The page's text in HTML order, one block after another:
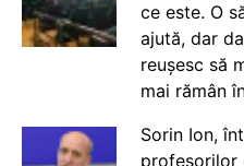
ce este. O
ajută, dar
reușesc să
mai rămân
Sorin Ion,
profesorilor